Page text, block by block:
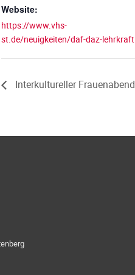
Website:
https://www.vhs-
st.de/neuigkeiten/daf-daz-lehrkraft
Interkultureller Frauenabend